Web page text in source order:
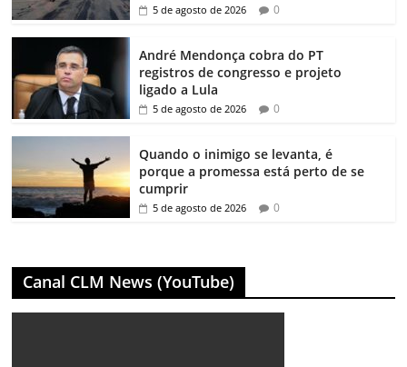
5 de agosto de 2026 0
André Mendonça cobra do PT
registros de congresso e projeto
ligado a Lula
5 de agosto de 2026 0
Quando o inimigo se levanta, é
porque a promessa está perto de se
cumprir
5 de agosto de 2026 0
Canal CLM News (YouTube)